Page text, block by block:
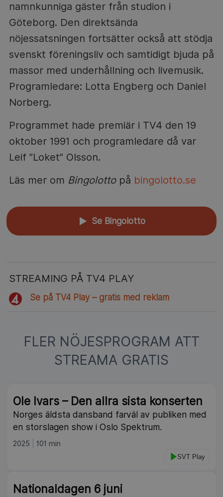
namnkunniga gäster från studion i
Göteborg. Den direktsända
nöjessatsningen fortsätter också att stödja
svenskt föreningsliv och samtidigt bjuda på
massor med underhållning och livemusik.
Programledare: Lotta Engberg och Daniel
Norberg.
Programmet hade premiär i TV4 den 19
oktober 1991 och programledare då var
Leif ”Loket” Olsson.
Läs mer om Bingolottopå bingolotto.se
▲ Se Bingolotto
STREAMING PÅ TV4 PLAY
Se på TV4 Play – gratis med reklam
FLER NÖJESPROGRAM ATT
STREAMA GRATIS
Ole Ivars – Den allra sista konserten
Norges äldsta dansband farväl av publiken med
en storslagen show i Oslo Spektrum.
2025 101 min
SVT Play
Nationaldagen 6 juni